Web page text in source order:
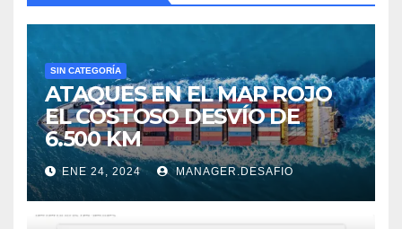
SIN CATEGORÍA
ATAQUES EN EL MAR ROJO
EL COSTOSO DESVÍO DE
6.500 KM
ENE 24, 2024 MANAGER.DESAFIO